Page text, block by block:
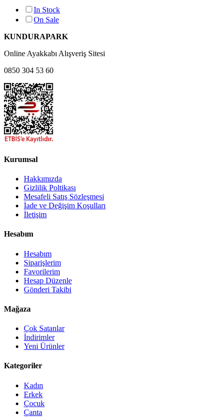
In Stock
On Sale
KUNDURAPARK
Online Ayakkabı Alışveriş Sitesi
0850 304 53 60
Kurumsal
Hakkımızda
Gizlilik Poltikası
Mesafeli Satış Sözleşmesi
İade ve Değişim Koşulları
İletişim
Hesabım
Hesabım
Siparişlerim
Favorilerim
Hesap Düzenle
Gönderi Takibi
Mağaza
Çok Satanlar
İndirimler
Yeni Ürünler
Kategoriler
Kadın
Erkek
Çocuk
Çanta